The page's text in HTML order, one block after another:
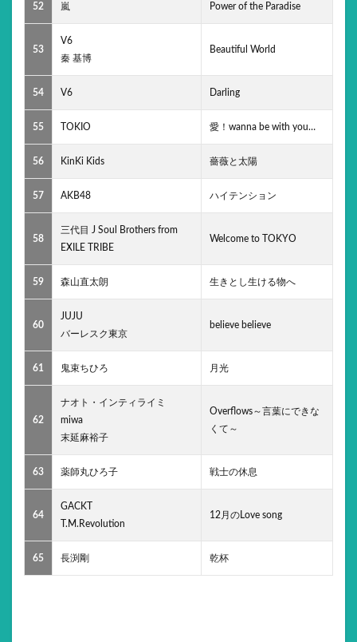
52 嵐 Power of the Paradise
53
V6
秦 基博
Beautiful World
54 V6 Darling
55 TOKIO 愛！wanna be with you…
56 KinKi Kids 薔薇と太陽
57 AKB48 ハイテンション
58
三代目 J Soul Brothers from
EXILE TRIBE
Welcome to TOKYO
59 森山直太朗 生きとし生ける物へ
60
JUJU
バーレスク東京
believe believe
61 鬼束ちひろ 月光
62
ナオト・インティライミ
miwa
末延麻裕子
Overflows～言葉にできな
くて～
63 薬師丸ひろ子 戦士の休息
64
GACKT
T.M.Revolution
12月のLove song
65 長渕剛 乾杯